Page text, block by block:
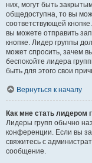
них, могут быть
общедоступна, то вы
соответствующей
вы можете отправить
кнопке. Лидер группы
может спросить, зачем
беспокойте лидера
быть для этого свои
Вернуться к началу
Как мне стать лидером
Лидеры групп обычно
конференции. Если вы
свяжитесь с
сообщение.